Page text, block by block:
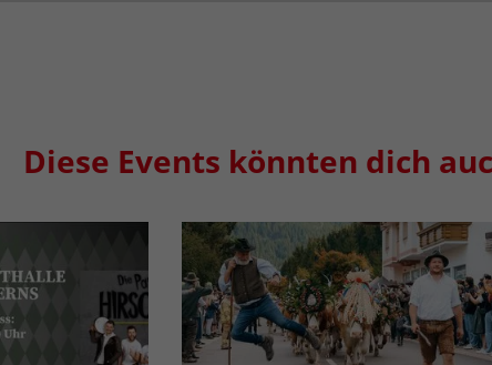
Diese Events könnten dich